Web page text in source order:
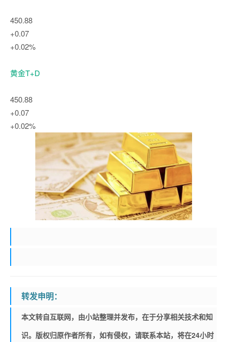
450.88
+0.07
+0.02%
黄金T+D
450.88
+0.07
+0.02%
转发申明：
本文转自互联网，由小站整理并发布，在于分享相关技术和知
识。版权归原作者所有，如有侵权，请联系本站，将在24小时